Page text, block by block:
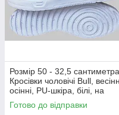
Розмір 50 - 32,5 сантиметра
Кросівки чоловічі Bull,
осінні, PU-шкіра, білі, на
підошві з піни, легкі і зручні
Готово до відправки